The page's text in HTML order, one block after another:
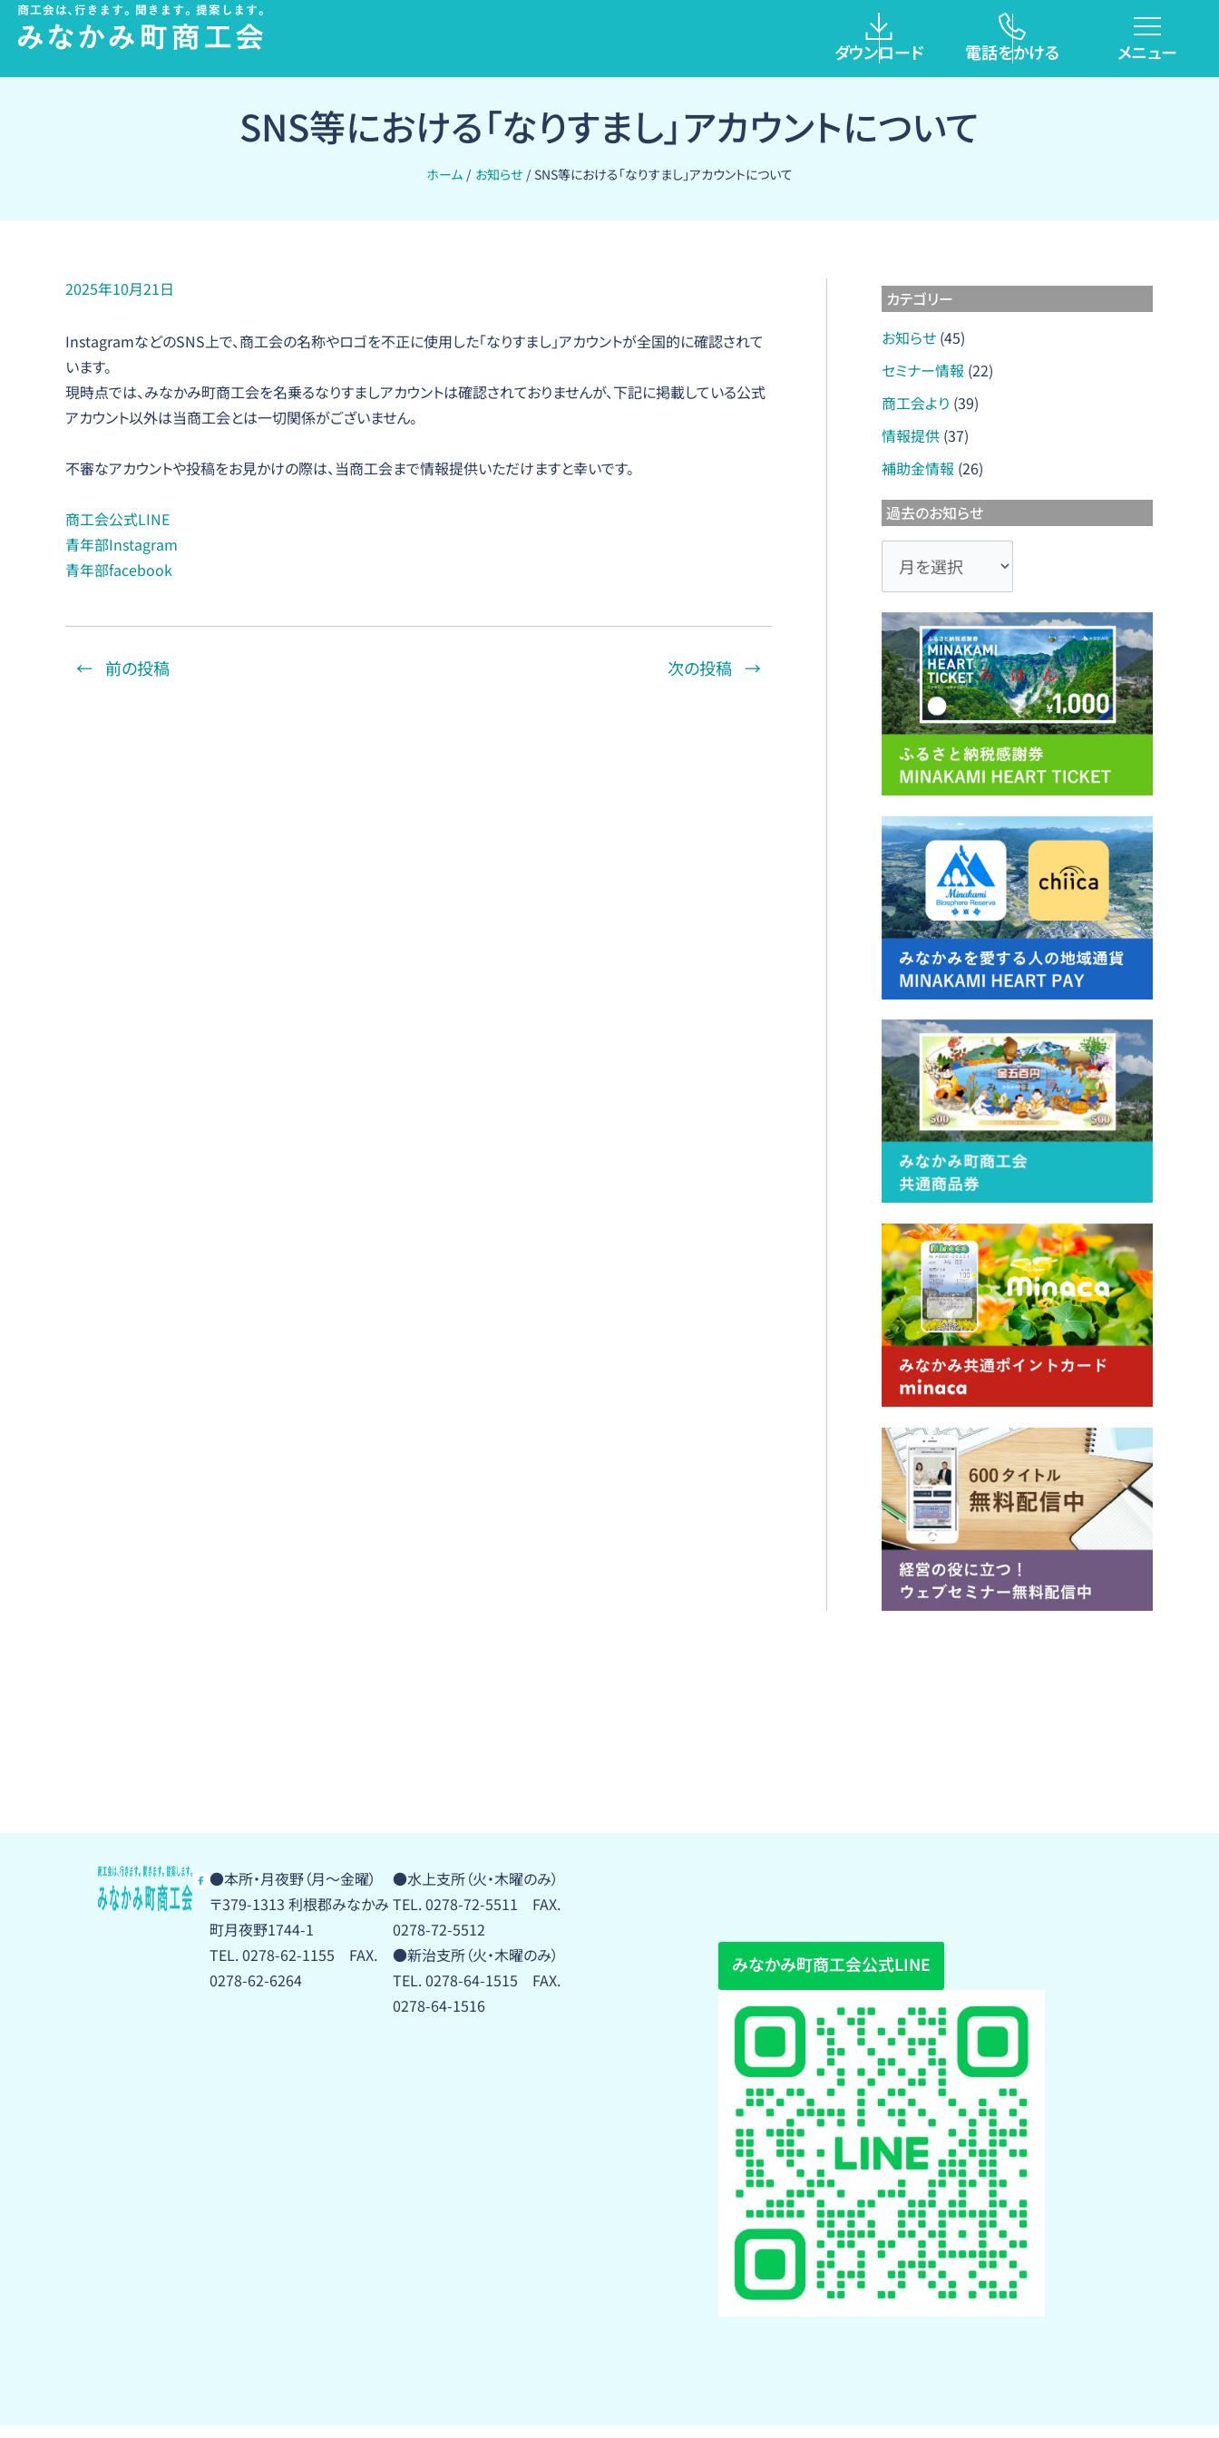
ダウンロード 電話をかける メニュー
SNS等における「なりすまし」アカウントについて
ホーム お知らせ SNS等における「なりすまし」アカウントについて
2025年10月21日
InstagramなどのSNS上で、商工会の名称やロゴを不正に使用した「なりすまし」アカウントが全国的に確認されて
います。
現時点では、みなかみ町商工会を名乗るなりすましアカウントは確認されておりませんが、下記に掲載している公式
アカウント以外は当商工会とは一切関係がございません。
不審なアカウントや投稿をお見かけの際は、当商工会まで情報提供いただけますと幸いです。
商工会公式LINE
青年部Instagram
青年部facebook
← 前の投稿 次の投稿 →
カテゴリー
お知らせ (45)
セミナー情報 (22)
商工会より (39)
情報提供 (37)
補助金情報 (26)
過去のお知らせ
去
の
知
●本所・月夜野（月〜金曜）
〒379-1313 利根郡みなかみ
町月夜野1744-1
TEL. 0278-62-1155 FAX.
0278-62-6264
●水上支所（火・木曜のみ）
TEL. 0278-72-5511 FAX.
0278-72-5512
●新治支所（火・木曜のみ）
TEL. 0278-64-1515 FAX.
0278-64-1516
みなかみ町商工会公式LINE